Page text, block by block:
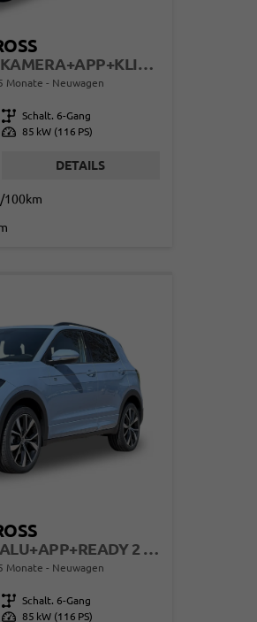
LIMITED (LIFE+) ACC+KAMERA+APP+KLIMA+LED+17'' ALU
Monate Neuwagen
Getriebe Schalt. 6-Gang
Leistung 85 kW (116 PS)
DETAILS
100km
R-LINE ACC+LED+17'' ALU+APP+READY 2 DISCOVER
Monate Neuwagen
Getriebe Schalt. 6-Gang
Leistung 85 kW (116 PS)